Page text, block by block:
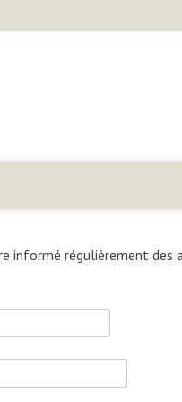
informé régulièrement des